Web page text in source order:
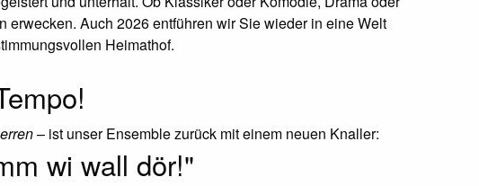
Auch 2026 entführen wir Sie wieder in eine Welt
Heimathof.
– ist unser Ensemble zurück mit einem neuen Knaller:
wi wall dör!"